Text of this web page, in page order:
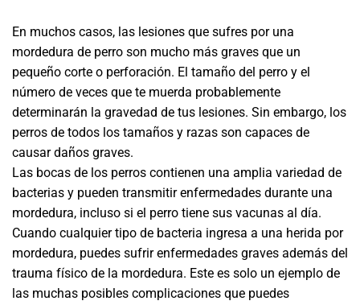
En muchos casos, las lesiones que sufres por una
mordedura de perro son mucho más graves que un
pequeño corte o perforación. El tamaño del perro y el
número de veces que te muerda probablemente
determinarán la gravedad de tus lesiones. Sin embargo, los
perros de todos los tamaños y razas son capaces de
causar daños graves.
Las bocas de los perros contienen una amplia variedad de
bacterias y pueden transmitir enfermedades durante una
mordedura, incluso si el perro tiene sus vacunas al día.
Cuando cualquier tipo de bacteria ingresa a una herida por
mordedura, puedes sufrir enfermedades graves además del
trauma físico de la mordedura. Este es solo un ejemplo de
las muchas posibles complicaciones que puedes